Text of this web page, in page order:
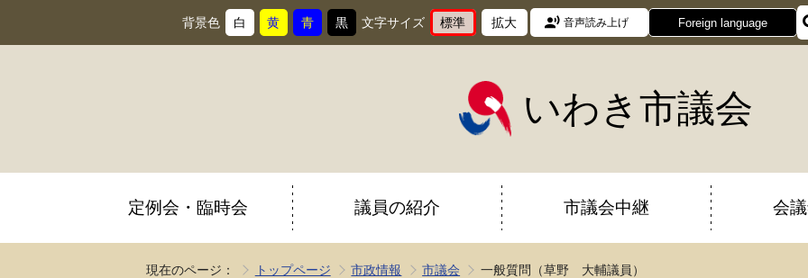
背景色
背
白
に
背
黄
に
背
青
に
背
黒
に
文字サイズ
文
標準
に
文
イ
ズ
を
拡大
に
音声読み上げ Foreign language
いわき市議会
定例会・臨時会 議員の紹介 市議会中継 会
現在のページ： トップページ 市政情報 市議会 一般質問（草野 大輔議員）